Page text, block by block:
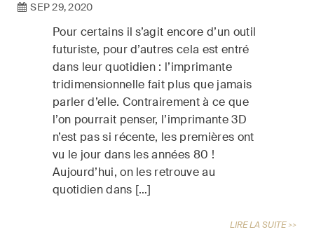
SEP 29, 2020
Pour certains il s’agit encore d’un outil
futuriste, pour d’autres cela est entré
dans leur quotidien : l’imprimante
tridimensionnelle fait plus que jamais
parler d’elle. Contrairement à ce que
l’on pourrait penser, l’imprimante 3D
n’est pas si récente, les premières ont
vu le jour dans les années 80 !
Aujourd’hui, on les retrouve au
quotidien dans […]
LIRE LA SUITE >>